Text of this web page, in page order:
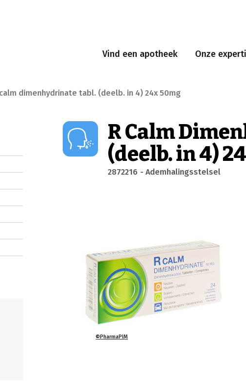
Vind een apotheek Onze
dimenhydrinate tabl. (deelb. in 4) 24x 50mg
R Calm
(deelb. in 4)
2872216 - Ademhalingsstelsel
©PharmaPIM